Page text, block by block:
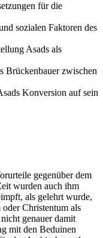
für die
sozialen Faktoren des
Asads als
Brückenbauer zwischen
Konversion auf sein
gegenüber dem
wurden auch ihm
als gelehrt wurde,
Christentum als
genauer damit
mit den Beduinen